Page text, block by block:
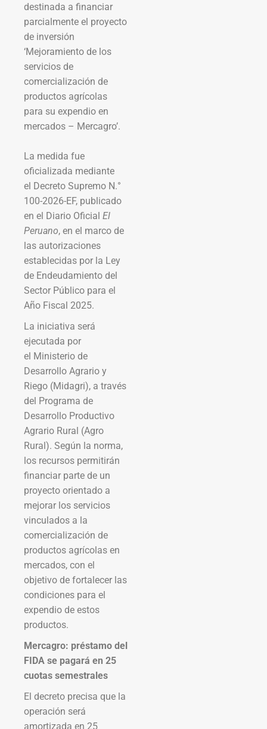
destinada a financiar
parcialmente el proyecto
de inversión
‘Mejoramiento de los
servicios de
comercialización de
productos agrícolas
para su expendio en
mercados – Mercagro’.
La medida fue
oficializada mediante
el Decreto Supremo N.°
100-2026-EF, publicado
en el Diario Oficial El
Peruano, en el marco de
las autorizaciones
establecidas por la Ley
de Endeudamiento del
Sector Público para el
Año Fiscal 2025.
La iniciativa será
ejecutada por
el Ministerio de
Desarrollo Agrario y
Riego (Midagri), a través
del Programa de
Desarrollo Productivo
Agrario Rural (Agro
Rural). Según la norma,
los recursos permitirán
financiar parte de un
proyecto orientado a
mejorar los servicios
vinculados a la
comercialización de
productos agrícolas en
mercados, con el
objetivo de fortalecer las
condiciones para el
expendio de estos
productos.
Mercagro: préstamo del
FIDA se pagará en 25
cuotas semestrales
El decreto precisa que la
operación será
amortizada en 25